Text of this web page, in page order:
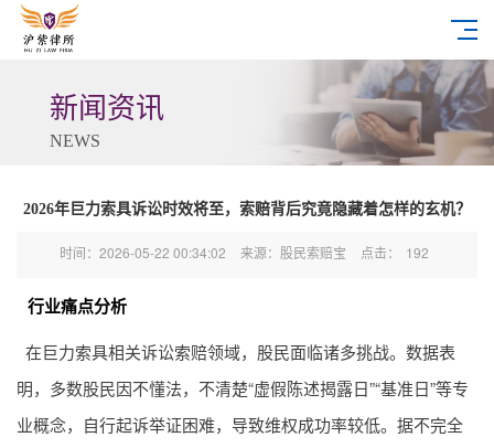
新闻资讯
NEWS
2026年巨力索具诉讼时效将至，索赔背后究竟隐藏着怎样的玄机？
时间：2026-05-22 00:34:02 来源：股民索赔宝 点击： 192
行业痛点分析
在巨力索具相关诉讼索赔领域，股民面临诸多挑战。数据表
明，多数股民因不懂法，不清楚“虚假陈述揭露日”“基准日”等专
业概念，自行起诉举证困难，导致维权成功率较低。据不完全